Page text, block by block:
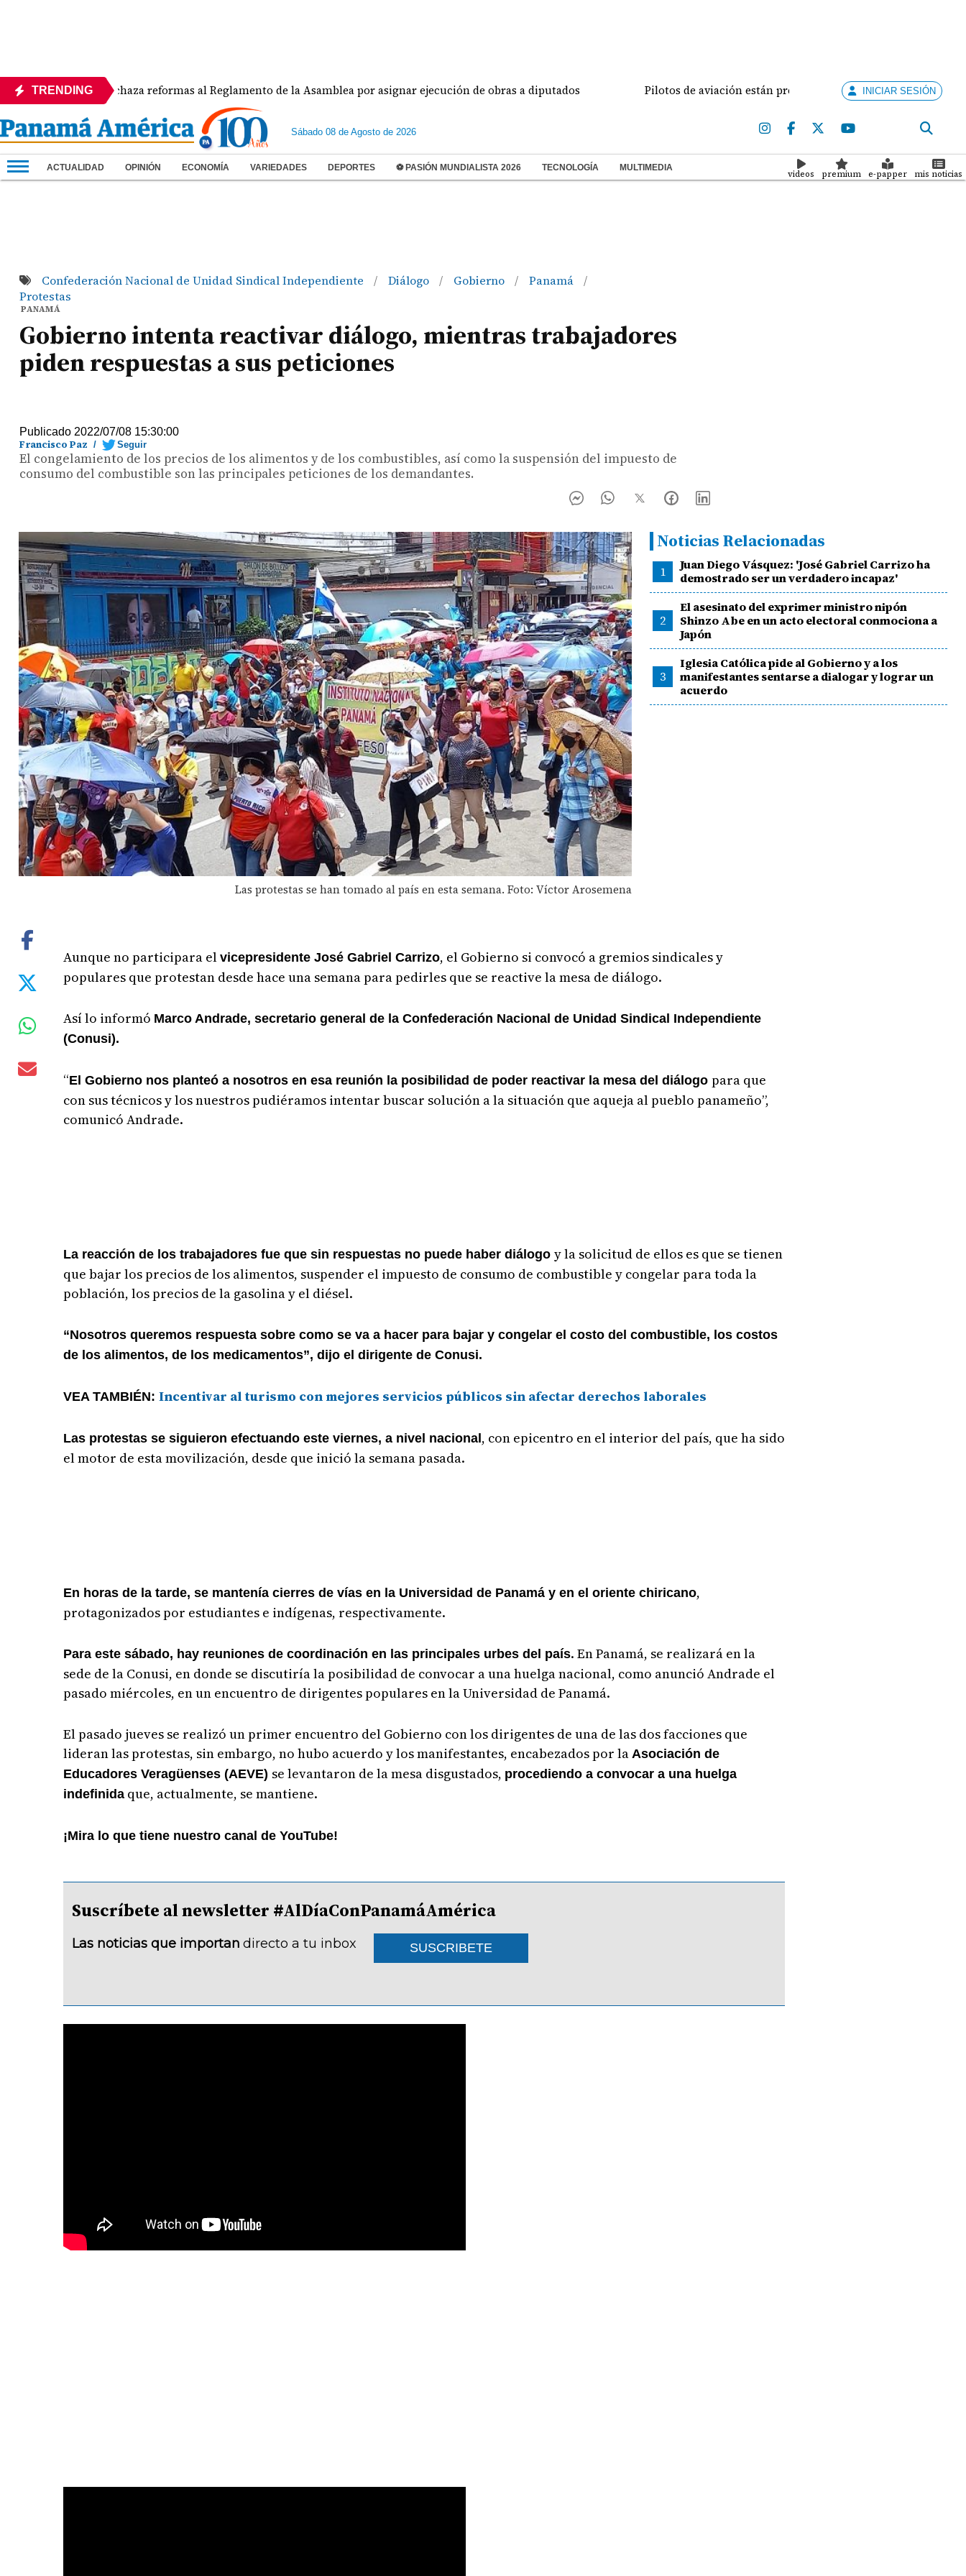
TRENDING
APEDE rechaza reformas al Reglamento de la Asamblea por asignar ejecución de obras a diputados Pilotos de aviación están preparados para ejercer la docencia
INICIAR SESIÓN
Sábado 08 de Agosto de 2026
ACTUALIDAD OPINIÓN ECONOMÍA VARIEDADES DEPORTES ⚽ PASIÓN MUNDIALISTA 2026 TECNOLOGÍA MULTIMEDIA
videos premium e-papper mis noticias
Confederación Nacional de Unidad Sindical Independiente / Diálogo / Gobierno / Panamá /
Protestas
PANAMÁ
Gobierno intenta reactivar diálogo, mientras trabajadores
piden respuestas a sus peticiones
Publicado 2022/07/08 15:30:00
Francisco Paz / Seguir
El congelamiento de los precios de los alimentos y de los combustibles, así como la suspensión del impuesto de
consumo del combustible son las principales peticiones de los demandantes.
Las protestas se han tomado al país en esta semana. Foto: Víctor Arosemena
Noticias Relacionadas
1
Juan Diego Vásquez: 'José Gabriel Carrizo ha
demostrado ser un verdadero incapaz'
2
El asesinato del exprimer ministro nipón
Shinzo Abe en un acto electoral conmociona a
Japón
3
Iglesia Católica pide al Gobierno y a los
manifestantes sentarse a dialogar y lograr un
acuerdo
Aunque no participara elvicepresidente José Gabriel Carrizo, el Gobierno si convocó a gremios sindicales y
populares que protestan desde hace una semana para pedirles que se reactive la mesa de diálogo.
Así lo informó Marco Andrade, secretario general de la Confederación Nacional de Unidad Sindical Independiente
(Conusi).
“El Gobierno nos planteó a nosotros en esa reunión la posibilidad de poder reactivar la mesa del diálogopara que
con sus técnicos y los nuestros pudiéramos intentar buscar solución a la situación que aqueja al pueblo panameño”,
comunicó Andrade.
La reacción de los trabajadores fue que sin respuestas no puede haber diálogoy la solicitud de ellos es que se tienen
que bajar los precios de los alimentos, suspender el impuesto de consumo de combustible y congelar para toda la
población, los precios de la gasolina y el diésel.
“Nosotros queremos respuesta sobre como se va a hacer para bajar y congelar el costo del combustible, los costos
de los alimentos, de los medicamentos”, dijo el dirigente de Conusi.
VEA TAMBIÉN:Incentivar al turismo con mejores servicios públicos sin afectar derechos laborales
Las protestas se siguieron efectuando este viernes, a nivel nacional, con epicentro en el interior del país, que ha sido
el motor de esta movilización, desde que inició la semana pasada.
En horas de la tarde, se mantenía cierres de vías en la Universidad de Panamá y en el oriente chiricano,
protagonizados por estudiantes e indígenas, respectivamente.
Para este sábado, hay reuniones de coordinación en las principales urbes del país. En Panamá, se realizará en la
sede de la Conusi, en donde se discutiría la posibilidad de convocar a una huelga nacional, como anunció Andrade el
pasado miércoles, en un encuentro de dirigentes populares en la Universidad de Panamá.
El pasado jueves se realizó un primer encuentro del Gobierno con los dirigentes de una de las dos facciones que
lideran las protestas, sin embargo, no hubo acuerdo y los manifestantes, encabezados por la Asociación de
Educadores Veragüenses (AEVE) se levantaron de la mesa disgustados, procediendo a convocar a una huelga
indefinida que, actualmente, se mantiene.
¡Mira lo que tiene nuestro canal de YouTube!
Suscríbete al newsletter #AlDíaConPanamáAmérica
Las noticias que importan directo a tu inbox SUSCRIBETE